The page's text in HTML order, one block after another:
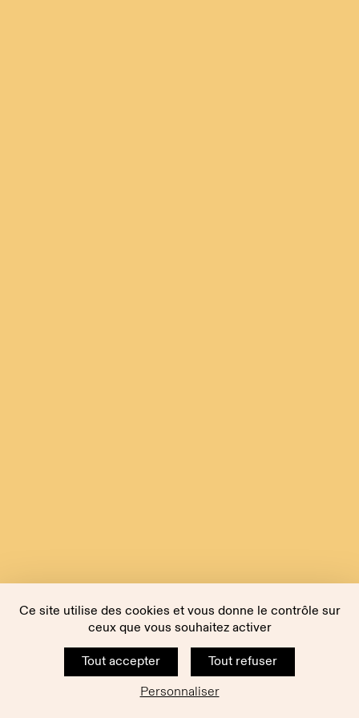
Ce site utilise des cookies et vous donne le contrôle sur
ceux que vous souhaitez activer
Tout accepter
Tout refuser
Personnaliser